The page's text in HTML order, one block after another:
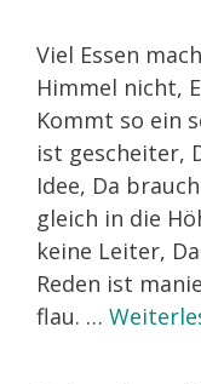
Viel Essen
Himmel nicht,
Kommt so ein
ist gescheiter,
Idee, Da
gleich in die
keine Leiter,
Reden ist
flau. …